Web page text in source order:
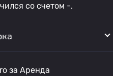
со счетом -.
за Аренда